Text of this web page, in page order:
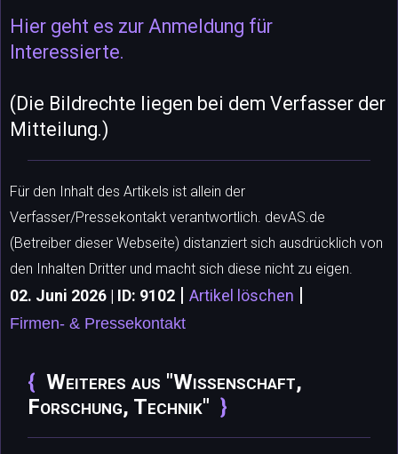
Hier geht es zur Anmeldung für
Interessierte.
(Die Bildrechte liegen bei dem Verfasser der
Mitteilung.)
Für den Inhalt des Artikels ist allein der
Verfasser/Pressekontakt verantwortlich. devAS.de
(Betreiber dieser Webseite) distanziert sich ausdrücklich von
den Inhalten Dritter und macht sich diese nicht zu eigen.
02. Juni 2026 | ID: 9102 | Artikel löschen |
Firmen- & Pressekontakt
Weiteres aus "Wissenschaft,
Forschung, Technik"